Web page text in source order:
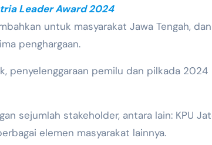
Leader Award 2024
untuk masyarakat Jawa Tengah, dan
penghargaan.
penyelenggaraan pemilu dan pilkada 2024
sejumlah stakeholder, antara lain: KPU
elemen masyarakat lainnya.